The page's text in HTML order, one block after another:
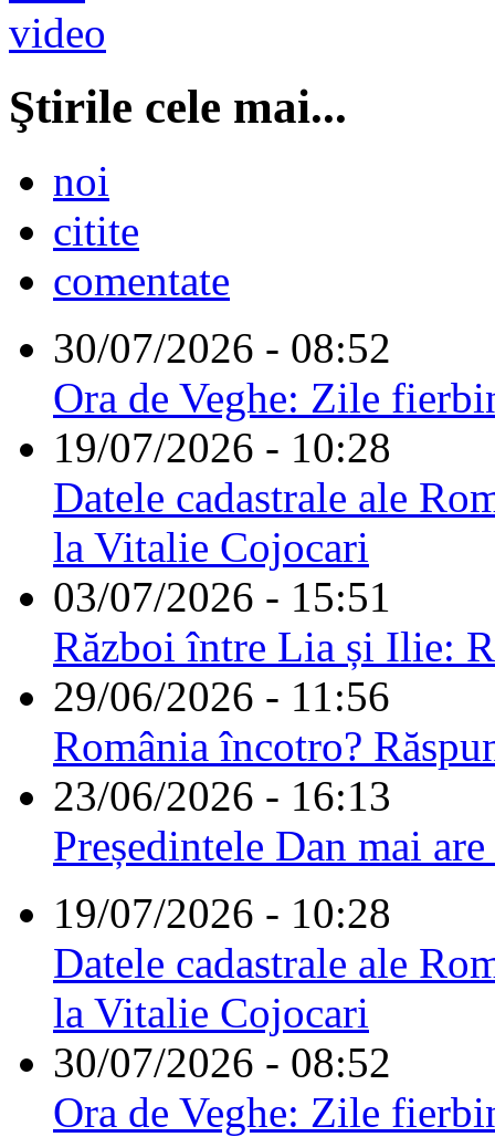
Ştirile cele mai...
noi
citite
comentate
30/07/2026 - 08:52
Ora de Veghe: Zile
19/07/2026 - 10:28
Datele cadastrale ale
la Vitalie Cojocari
03/07/2026 - 15:51
Război între Lia și Ilie:
29/06/2026 - 11:56
România încotro?
23/06/2026 - 16:13
Președintele Dan mai
19/07/2026 - 10:28
Datele cadastrale ale
la Vitalie Cojocari
30/07/2026 - 08:52
Ora de Veghe: Zile